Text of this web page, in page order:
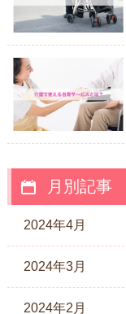
月別記事
2024年4月
2024年3月
2024年2月